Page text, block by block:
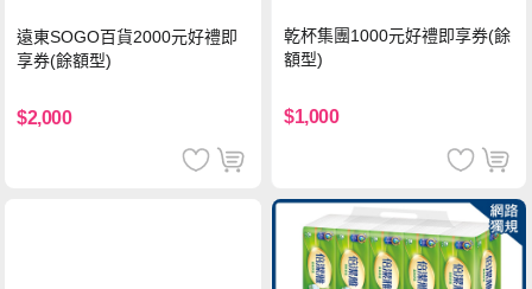
遠東SOGO百貨2000元好禮即
享券(餘額型)
$2,000
乾杯集團1000元好禮即享券(餘
額型)
$1,000